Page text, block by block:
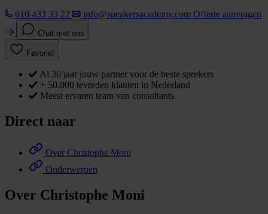
010 433 33 22
info@speakersacademy.com Offerte aanvragen
Chat met ons
Favoriet
Al 30 jaar jouw partner voor de beste sprekers
+ 50.000 tevreden klanten in Nederland
Meest ervaren team van consultants
Direct naar
Over Christophe Moni
Onderwerpen
Over Christophe Moni